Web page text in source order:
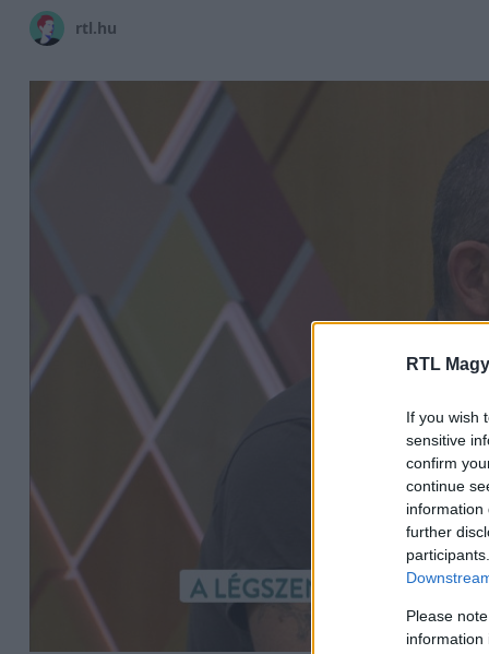
RTL
If you wish
sensitive
confirm
continue
information
further
Please
information
rtl.hu